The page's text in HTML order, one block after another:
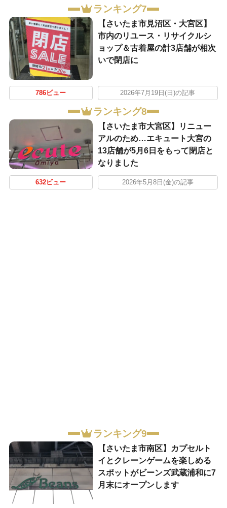
ランキング7
【さいたま市見沼区・大宮区】
市内のリユース・リサイクルシ
ョップ＆古着屋の計3店舗が相次
いで閉店に
786ビュー 2026年7月19日(日)の記事
ランキング8
【さいたま市大宮区】リニュー
アルのため…エキュート大宮の
13店舗が5月6日をもって閉店と
なりました
632ビュー 2026年5月8日(金)の記事
ランキング9
【さいたま市南区】カプセルト
イとクレーンゲームを楽しめる
スポットがビーンズ武蔵浦和に7
月末にオープンします